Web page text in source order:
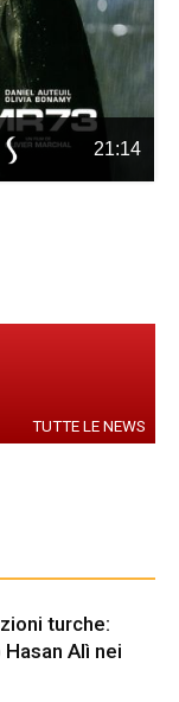
21:14
TUTTE LE NEWS
turche:
Alì nei